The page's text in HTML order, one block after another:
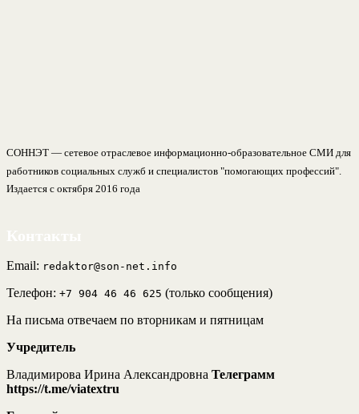
СОННЭТ — сетевое отраслевое информационно-образовательное СМИ для
работников социальных служб и специалистов "помогающих профессий".
Издается с октября 2016 года
Email: redaktor@son-net.info
Телефон: +7 904 46 46 625 (только сообщения)
На письма отвечаем по вторникам и пятницам
Учредитель
Владимирова Ирина Александровна Телеграмм
https://t.me/viatextru